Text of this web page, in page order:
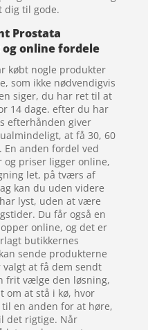
dig til gode.
Prostata
og online fordele
købt nogle produkter
som ikke nødvendigvis
siger, du har ret til at
14 dage. efter du har
efterhånden giver
at få 30, 60
anden fordel ved
og priser ligger online,
let, på tværs af
kan du uden videre
lyst, uden at være
Du får også en
online, og det er
butikkernes
sende produkterne
at få dem sendt
frit vælge den løsning,
om at stå i kø, hvor
en anden for at høre,
det rigtige. Når